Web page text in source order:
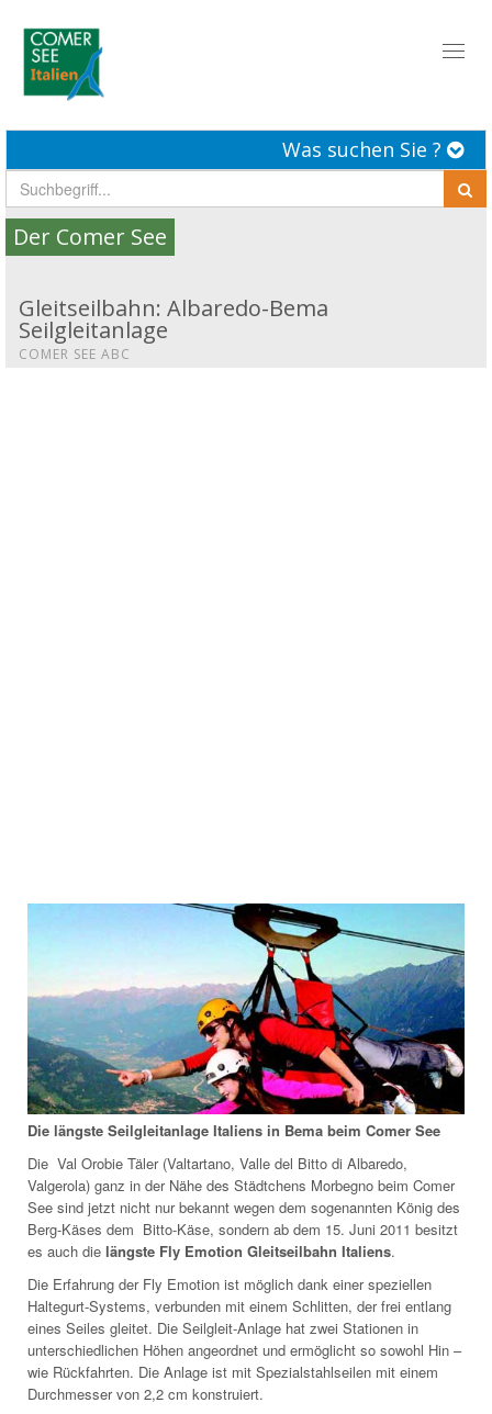
Was suchen Sie ?
Der Comer See
Gleitseilbahn: Albaredo-Bema
Seilgleitanlage
COMER SEE ABC
Die längste Seilgleitanlage Italiens in Bema beim Comer See
Die Val Orobie Täler (Valtartano, Valle del Bitto di Albaredo,
Valgerola) ganz in der Nähe des Städtchens Morbegno beim Comer
See sind jetzt nicht nur bekannt wegen dem sogenannten König des
Berg-Käses dem Bitto-Käse, sondern ab dem 15. Juni 2011 besitzt
es auch die längste Fly Emotion Gleitseilbahn Italiens.
Die Erfahrung der Fly Emotion ist möglich dank einer speziellen
Haltegurt-Systems, verbunden mit einem Schlitten, der frei entlang
eines Seiles gleitet. Die Seilgleit-Anlage hat zwei Stationen in
unterschiedlichen Höhen angeordnet und ermöglicht so sowohl Hin –
wie Rückfahrten. Die Anlage ist mit Spezialstahlseilen mit einem
Durchmesser von 2,2 cm konstruiert.